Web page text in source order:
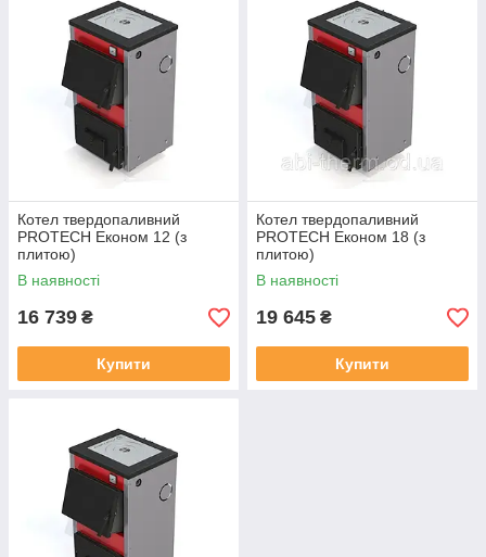
Котел твердопаливний
PROTECH Економ 12 (з
плитою)
В наявності
16 739 ₴
Купити
Котел твердопаливний
PROTECH Економ 18 (з
плитою)
В наявності
19 645 ₴
Купити